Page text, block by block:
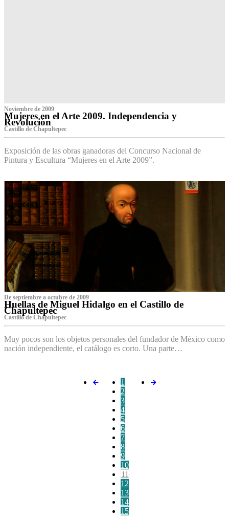
Noviembre de 2009
Mujeres en el Arte 2009. Independencia y
Revolución
Castillo de Chapultepec
Exposición de las obras ganadoras del Concurso Nacional de
Pintura y Escultura “Mujeres en el Arte 2009”.
De septiembre a octubre de 2009
Huellas de Miguel Hidalgo en el Castillo de
Chapultepec
Castillo de Chapultepec
Muy pocos son los objetos personales del fundador de México como
nación independiente, el catálogo es corto. Una parte…
1
2
3
4
5
6
7
8
9
10
11
12
13
14
15